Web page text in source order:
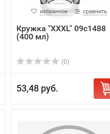
избранное сравнить
Кружка "XXXL" 09c1488
(400 мл)
(0)
53,48 руб.